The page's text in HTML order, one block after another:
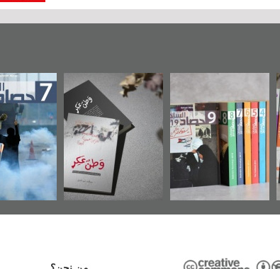
تصدر حصاد
الساحات 2019
«وطن عكر» رواية
جديدة لمعتقل
عسكري تصدر عن
«مرآة البحرين»
حصاد 2017